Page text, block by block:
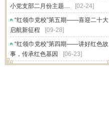
小党支部二月份主题…
[02-24]
“红领巾党校”第五期——喜迎二十大
启航新征程
[09-28]
“红领巾党校”第四期——讲好红色故
事，传承红色基因
[06-23]